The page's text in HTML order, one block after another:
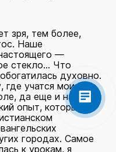
зря, тем более,
Наше
—
стекло... Что
духовно.
где учатся мои
да еще и на
опыт, который
городах. Самое
к урокам, я